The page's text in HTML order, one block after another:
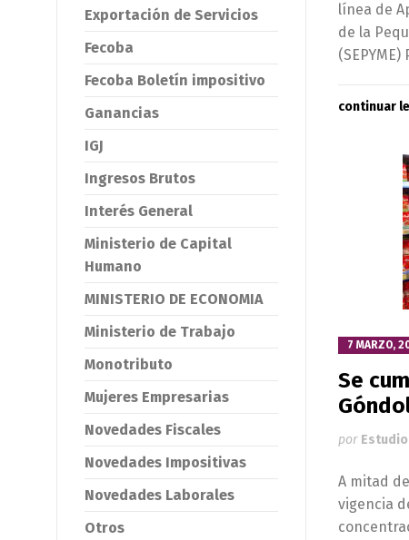
línea de
de la
continuar
7 MARZO,
Se
por
A mitad
vigencia
Exportación de Servicios
Fecoba
Fecoba Boletín impositivo
Ganancias
IGJ
Ingresos Brutos
Interés General
Ministerio de Capital
Humano
MINISTERIO DE ECONOMIA
Ministerio de Trabajo
Monotributo
Mujeres Empresarias
Novedades Fiscales
Novedades Impositivas
Novedades Laborales
Otros